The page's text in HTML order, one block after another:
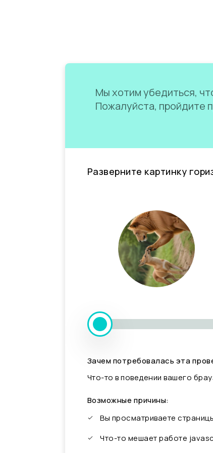
Мы хотим убедиться,
Пожалуйста, пройдите
Разверните картинку
Зачем потребовалась эта
Что-то в поведении вашего
Возможные причины:
Вы просматриваете
Что-то мешает работе